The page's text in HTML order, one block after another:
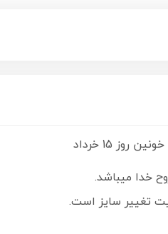
خدا میباشد.